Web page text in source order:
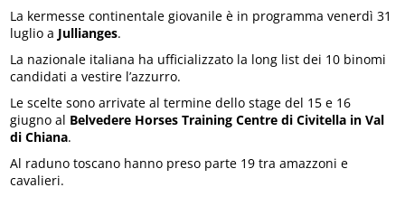
La kermesse continentale giovanile è in programma venerdì 31
luglio a Jullianges.
La nazionale italiana ha ufficializzato la long list dei 10 binomi
candidati a vestire l’azzurro.
Le scelte sono arrivate al termine dello stage del 15 e 16
giugno al Belvedere Horses Training Centre di Civitella in Val
di Chiana.
Al raduno toscano hanno preso parte 19 tra amazzoni e
cavalieri.